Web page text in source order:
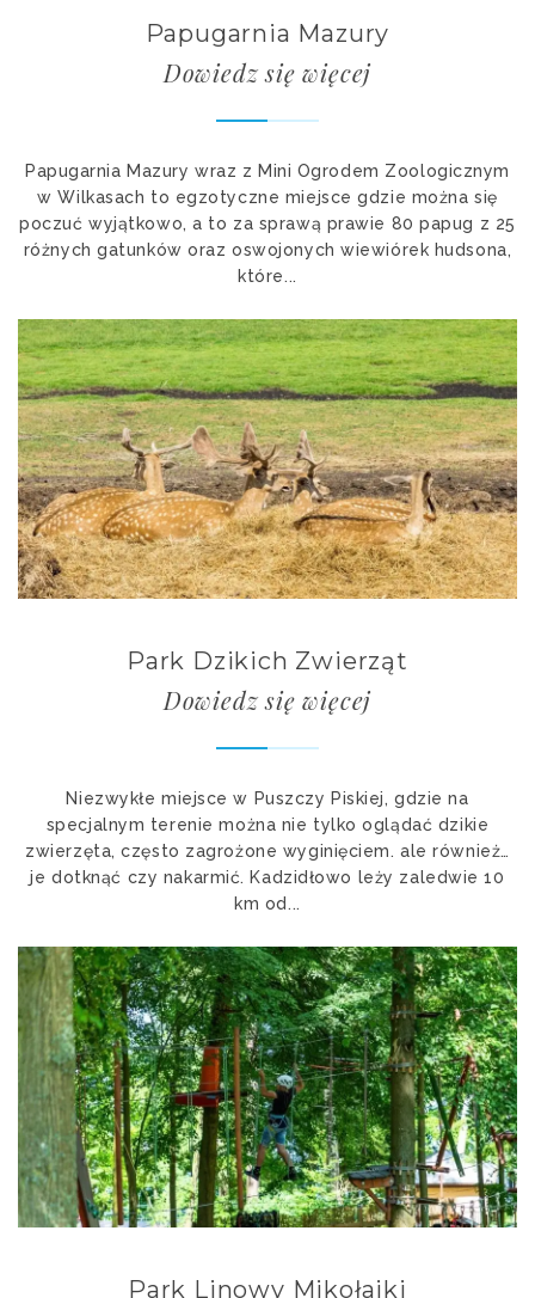
Papugarnia Mazury
Dowiedz się więcej
Papugarnia Mazury wraz z Mini Ogrodem Zoologicznym
w Wilkasach to egzotyczne miejsce gdzie można się
poczuć wyjątkowo, a to za sprawą prawie 80 papug z 25
różnych gatunków oraz oswojonych wiewiórek hudsona,
które...
Park Dzikich Zwierząt
Dowiedz się więcej
Niezwykłe miejsce w Puszczy Piskiej, gdzie na
specjalnym terenie można nie tylko oglądać dzikie
zwierzęta, często zagrożone wyginięciem. ale również…
je dotknąć czy nakarmić. Kadzidłowo leży zaledwie 10
km od...
Park Linowy Mikołajki